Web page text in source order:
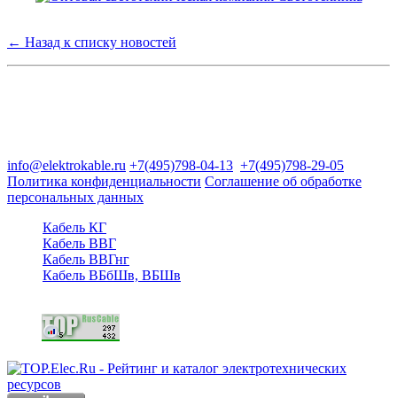
← Назад к списку новостей
info@elektrokable.ru +7(495)798-04-13 +7(495)798-29-05
Политика конфиденциальности Соглашение об обработке
персональных данных
Кабель КГ
Кабель ВВГ
Кабель ВВГнг
Кабель ВБбШв, ВБШв